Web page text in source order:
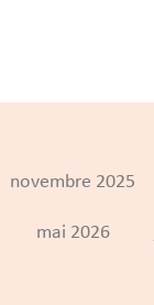
novembre 2025
mai 2026